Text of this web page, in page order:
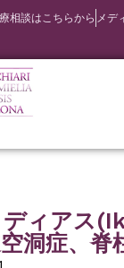
相談はこちらから メデ
ィアス
洞症、脊